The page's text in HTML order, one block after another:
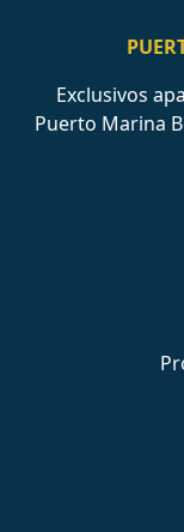
Exclusivos
Puerto Marina